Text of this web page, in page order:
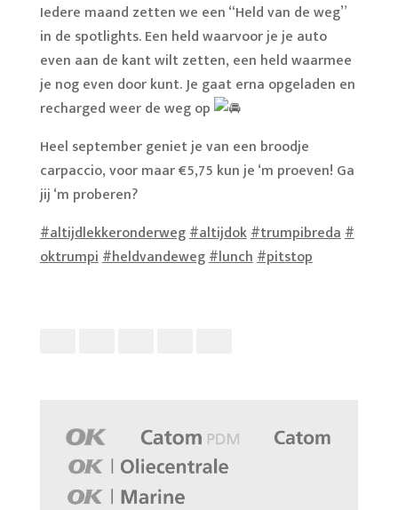
Iedere maand zetten we een “Held van de weg”
in de spotlights. Een held waarvoor je je auto
even aan de kant wilt zetten, een held waarmee
je nog even door kunt. Je gaat erna opgeladen en
recharged weer de weg op
Heel september geniet je van een broodje
carpaccio, voor maar €5,75 kun je ‘m proeven! Ga
jij ‘m proberen?
#altijdlekkeronderweg#altijdok#trumpibreda#
oktrumpi#heldvandeweg#lunch#pitstop